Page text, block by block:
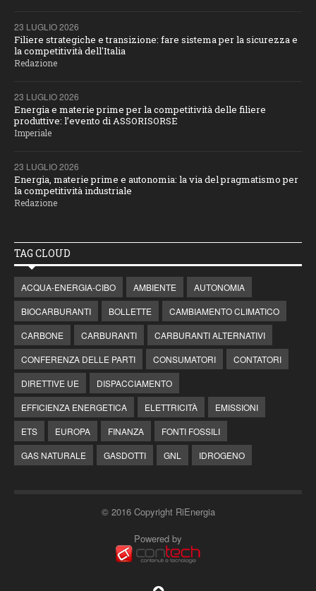
23 LUGLIO 2026
Filiere strategiche e transizione: fare sistema per la sicurezza e
la competitività dell'Italia
Redazione
23 LUGLIO 2026
Energia e materie prime per la competitività delle filiere
produttive: l’evento di ASSORISORSE
Imperiale
23 LUGLIO 2026
Energia, materie prime e autonomia: la via del pragmatismo per
la competitività industriale
Redazione
TAG CLOUD
ACQUA-ENERGIA-CIBO AMBIENTE
AUTONOMIA
BIOCARBURANTI
BOLLETTE
CAMBIAMENTO CLIMATICO
CARBONE
CARBURANTI
CARBURANTI ALTERNATIVI
CONFERENZA DELLE PARTI
CONSUMATORI
CONTATORI
DIRETTIVE UE
DISPACCIAMENTO
EFFICIENZA ENERGETICA
ELETTRICITÀ
EMISSIONI
ETS
EUROPA FINANZA
FONTI FOSSILI
GAS NATURALE
GASDOTTI GNL IDROGENO
© 2016 Copyright RiEnergia
Powered by